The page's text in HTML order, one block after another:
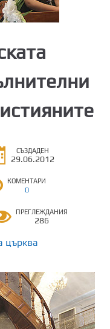
СЪЗДАДЕН
29.06.2012
КОМЕНТАРИ
0
ПРЕГЛЕЖДАНИЯ
286
църква